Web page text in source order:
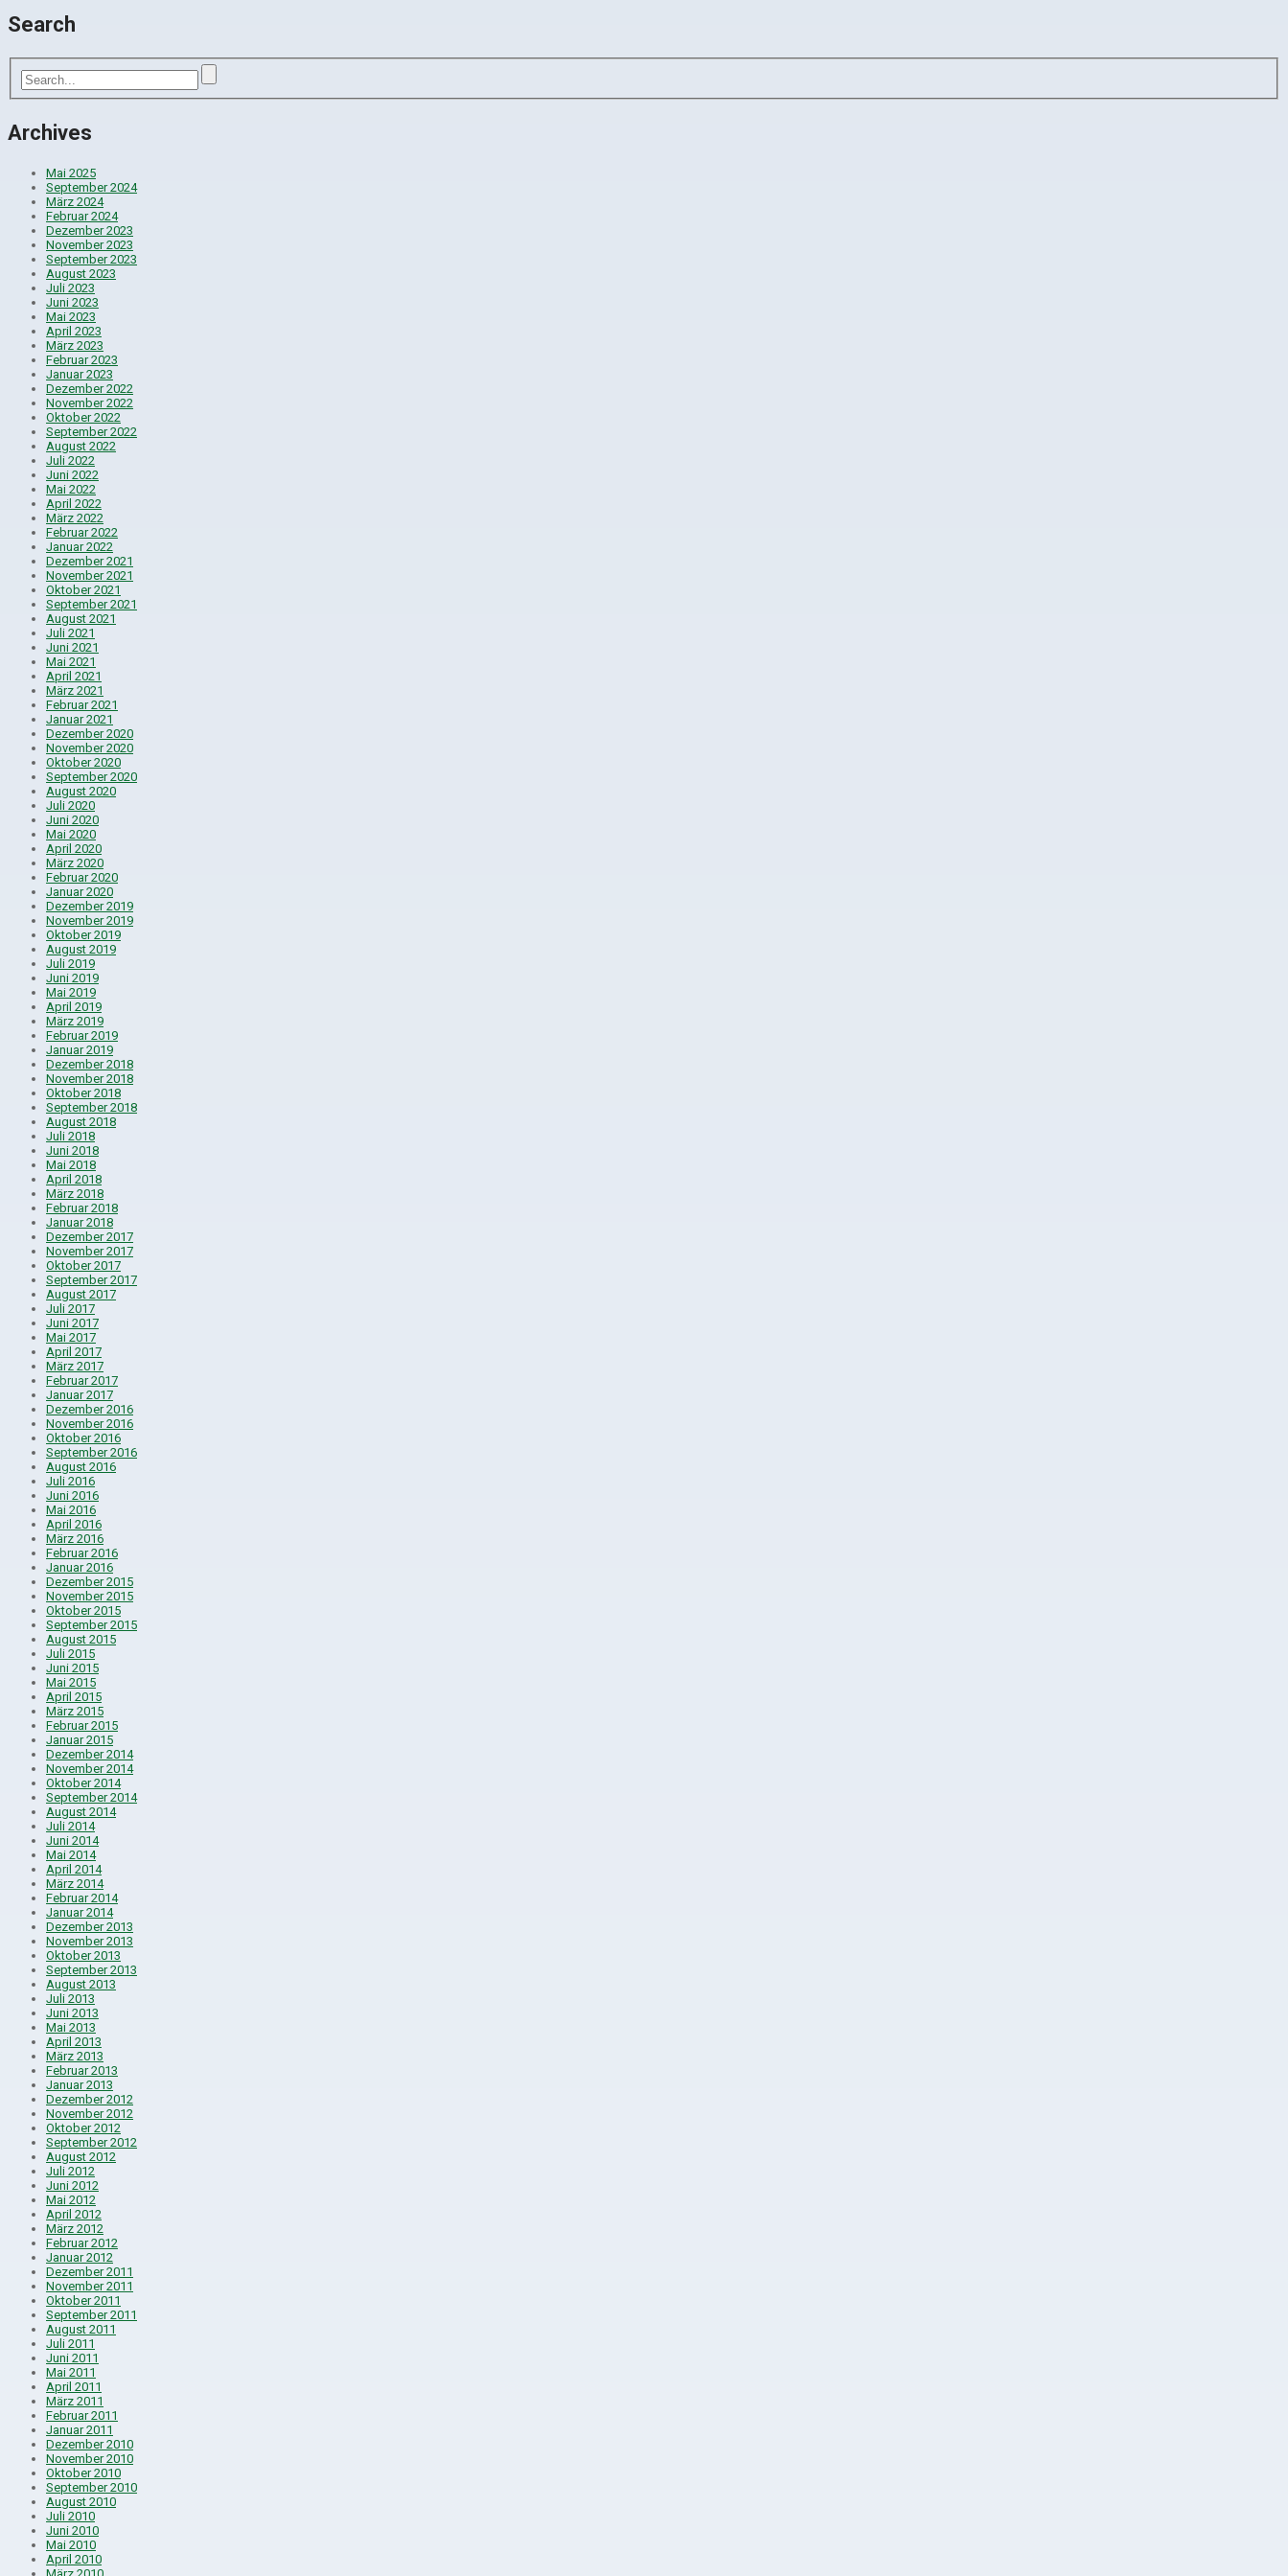
Search
Archives
Mai 2025
September 2024
März 2024
Februar 2024
Dezember 2023
November 2023
September 2023
August 2023
Juli 2023
Juni 2023
Mai 2023
April 2023
März 2023
Februar 2023
Januar 2023
Dezember 2022
November 2022
Oktober 2022
September 2022
August 2022
Juli 2022
Juni 2022
Mai 2022
April 2022
März 2022
Februar 2022
Januar 2022
Dezember 2021
November 2021
Oktober 2021
September 2021
August 2021
Juli 2021
Juni 2021
Mai 2021
April 2021
März 2021
Februar 2021
Januar 2021
Dezember 2020
November 2020
Oktober 2020
September 2020
August 2020
Juli 2020
Juni 2020
Mai 2020
April 2020
März 2020
Februar 2020
Januar 2020
Dezember 2019
November 2019
Oktober 2019
August 2019
Juli 2019
Juni 2019
Mai 2019
April 2019
März 2019
Februar 2019
Januar 2019
Dezember 2018
November 2018
Oktober 2018
September 2018
August 2018
Juli 2018
Juni 2018
Mai 2018
April 2018
März 2018
Februar 2018
Januar 2018
Dezember 2017
November 2017
Oktober 2017
September 2017
August 2017
Juli 2017
Juni 2017
Mai 2017
April 2017
März 2017
Februar 2017
Januar 2017
Dezember 2016
November 2016
Oktober 2016
September 2016
August 2016
Juli 2016
Juni 2016
Mai 2016
April 2016
März 2016
Februar 2016
Januar 2016
Dezember 2015
November 2015
Oktober 2015
September 2015
August 2015
Juli 2015
Juni 2015
Mai 2015
April 2015
März 2015
Februar 2015
Januar 2015
Dezember 2014
November 2014
Oktober 2014
September 2014
August 2014
Juli 2014
Juni 2014
Mai 2014
April 2014
März 2014
Februar 2014
Januar 2014
Dezember 2013
November 2013
Oktober 2013
September 2013
August 2013
Juli 2013
Juni 2013
Mai 2013
April 2013
März 2013
Februar 2013
Januar 2013
Dezember 2012
November 2012
Oktober 2012
September 2012
August 2012
Juli 2012
Juni 2012
Mai 2012
April 2012
März 2012
Februar 2012
Januar 2012
Dezember 2011
November 2011
Oktober 2011
September 2011
August 2011
Juli 2011
Juni 2011
Mai 2011
April 2011
März 2011
Februar 2011
Januar 2011
Dezember 2010
November 2010
Oktober 2010
September 2010
August 2010
Juli 2010
Juni 2010
Mai 2010
April 2010